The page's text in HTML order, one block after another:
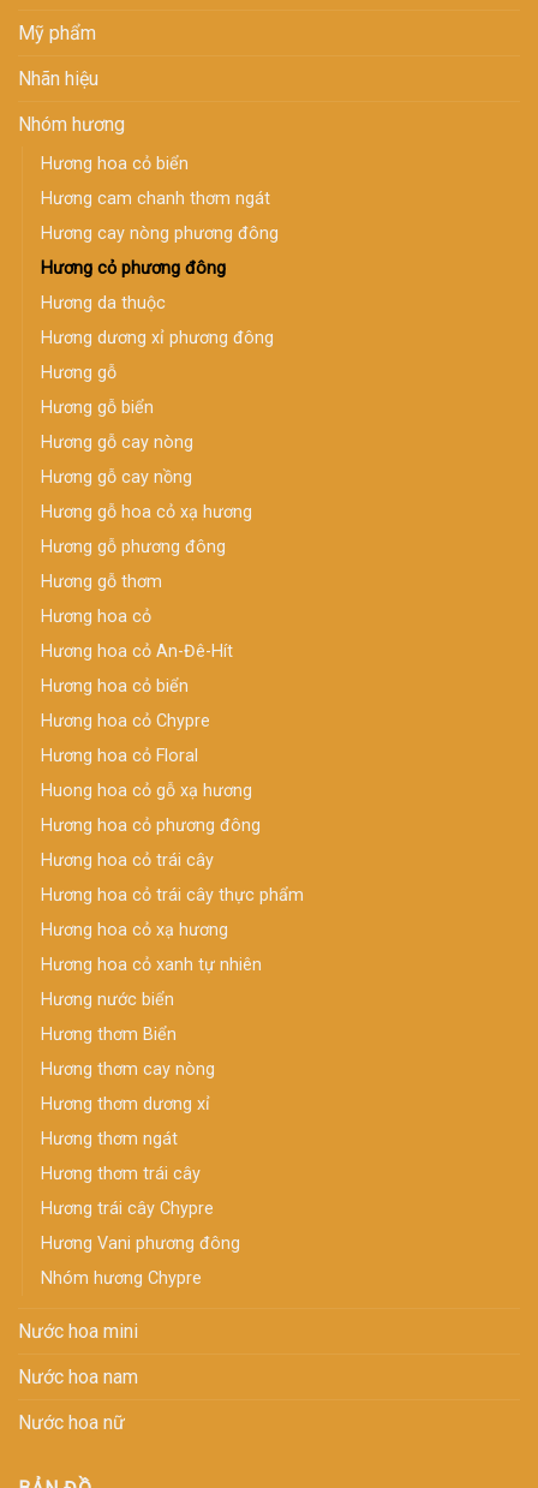
Mỹ phẩm
Nhãn hiệu
Nhóm hương
H­ương hoa cỏ biển
Hương cam chanh thơm ngát
Hương cay nòng phương đông
Hương cỏ phương đông
Hương da thuộc
Hương dương xỉ phương đông
Hương gỗ
Hương gỗ biển
Hương gỗ cay nòng
Hương gỗ cay nồng
Hương gỗ hoa cỏ xạ hương
Hương gỗ phương đông
Hương gỗ thơm
Hương hoa cỏ
Hương hoa cỏ An-Đê-Hít
Hương hoa cỏ biển
Hương hoa cỏ Chypre
Hương hoa cỏ Floral
Huong hoa cỏ gỗ xạ hương
Hương hoa cỏ phương đông
Hương hoa cỏ trái cây
Hương hoa cỏ trái cây thực phẩm
Hương hoa cỏ xạ hương
Hương hoa cỏ xanh tự nhiên
Hương nước biển
Hương thơm Biển
Hương thơm cay nòng
Hương thơm dương xỉ
Hương thơm ngát
Hương thơm trái cây
Hương trái cây Chypre
Hương Vani phương đông
Nhóm hương Chypre
Nước hoa mini
Nước hoa nam
Nước hoa nữ